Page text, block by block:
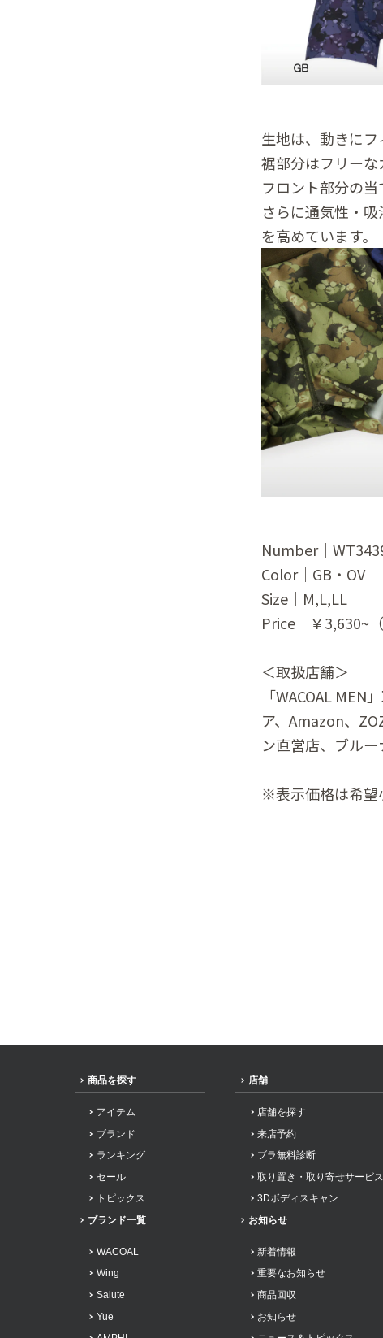
生地は、動きにフ
裾部分はフリーな
フロント部分の
さらに通気性・
を高めています。
Number｜
Color｜GB・OV
Size｜M,L,LL
Price｜￥3,630~（
＜取扱店舗＞
「WACOAL MEN
ア、Amazon、
ン直営店、ブル
※表示価格は希望
商品を探す
アイテム
ブランド
ランキング
セール
トピックス
ブランド一覧
WACOAL
Wing
Salute
Yue
店舗
店舗を探す
来店予約
ブラ無料診断
取り置き・取り寄せサービス
3Dボディスキャン
お知らせ
新着情報
重要なお知らせ
商品回収
お知らせ